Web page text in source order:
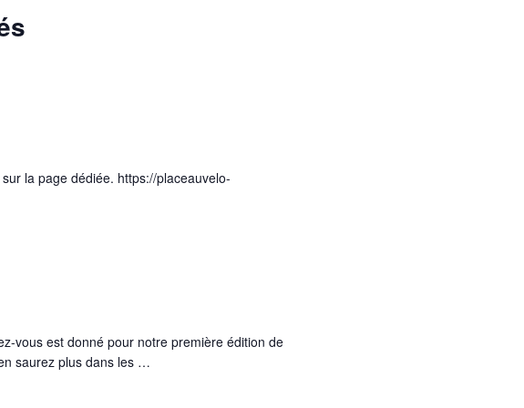
la page dédiée. https://placeauvelo-
vous est donné pour notre première édition de
saurez plus dans les …